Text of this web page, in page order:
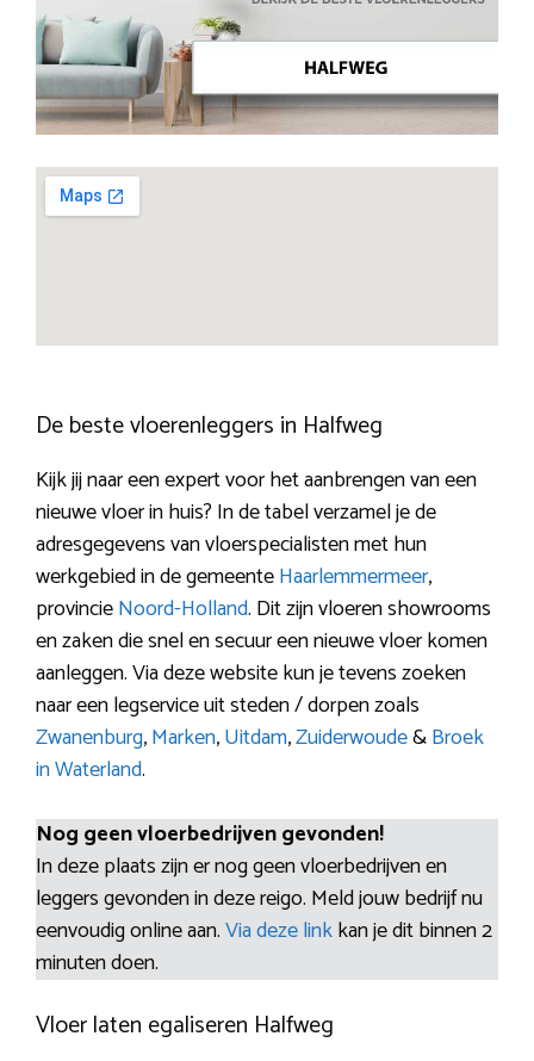
De beste vloerenleggers in Halfweg
Kijk jij naar een expert voor het aanbrengen van een
nieuwe vloer in huis? In de tabel verzamel je de
adresgegevens van vloerspecialisten met hun
werkgebied in de gemeenteHaarlemmermeer,
provincieNoord-Holland. Dit zijn vloeren showrooms
en zaken die snel en secuur een nieuwe vloer komen
aanleggen. Via deze website kun je tevens zoeken
naar een legservice uit steden / dorpen zoals
Zwanenburg,Marken,Uitdam,Zuiderwoude&Broek
in Waterland.
Nog geen vloerbedrijven gevonden!
In deze plaats zijn er nog geen vloerbedrijven en
leggers gevonden in deze reigo. Meld jouw bedrijf nu
eenvoudig online aan.Via deze linkkan je dit binnen 2
minuten doen.
Vloer laten egaliseren Halfweg